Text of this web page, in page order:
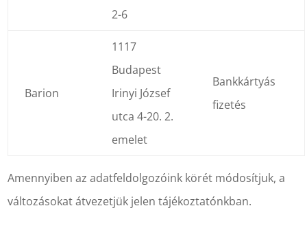
2-6
Barion
1117
Budapest
Irinyi József
utca 4-20. 2.
emelet
Bankkártyás
fizetés
Amennyiben az adatfeldolgozóink körét módosítjuk, a
változásokat átvezetjük jelen tájékoztatónkban.